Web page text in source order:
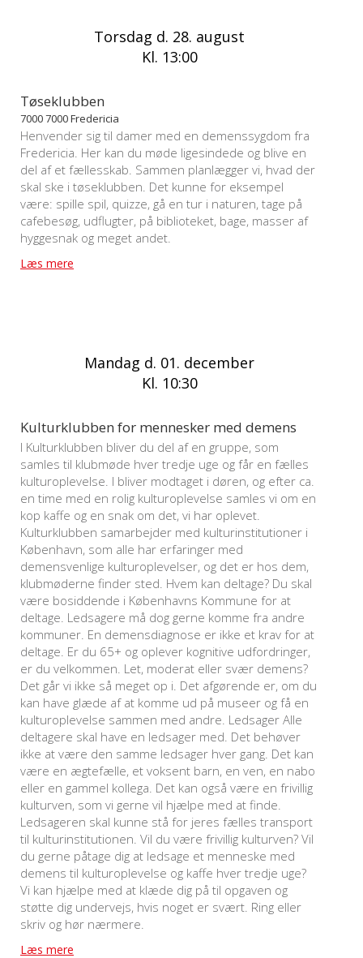
Torsdag d. 28. august
Kl. 13:00
Tøseklubben
7000 7000 Fredericia
Henvender sig til damer med en demenssygdom fra
Fredericia. Her kan du møde ligesindede og blive en
del af et fællesskab. Sammen planlægger vi, hvad der
skal ske i tøseklubben. Det kunne for eksempel
være: spille spil, quizze, gå en tur i naturen, tage på
cafebesøg, udflugter, på biblioteket, bage, masser af
hyggesnak og meget andet.
Læs mere
Mandag d. 01. december
Kl. 10:30
Kulturklubben for mennesker med demens
I Kulturklubben bliver du del af en gruppe, som
samles til klubmøde hver tredje uge og får en fælles
kulturoplevelse. I bliver modtaget i døren, og efter ca.
en time med en rolig kulturoplevelse samles vi om en
kop kaffe og en snak om det, vi har oplevet.
Kulturklubben samarbejder med kulturinstitutioner i
København, som alle har erfaringer med
demensvenlige kulturoplevelser, og det er hos dem,
klubmøderne finder sted. Hvem kan deltage? Du skal
være bosiddende i Københavns Kommune for at
deltage. Ledsagere må dog gerne komme fra andre
kommuner. En demensdiagnose er ikke et krav for at
deltage. Er du 65+ og oplever kognitive udfordringer,
er du velkommen. Let, moderat eller svær demens?
Det går vi ikke så meget op i. Det afgørende er, om du
kan have glæde af at komme ud på museer og få en
kulturoplevelse sammen med andre. Ledsager Alle
deltagere skal have en ledsager med. Det behøver
ikke at være den samme ledsager hver gang. Det kan
være en ægtefælle, et voksent barn, en ven, en nabo
eller en gammel kollega. Det kan også være en frivillig
kulturven, som vi gerne vil hjælpe med at finde.
Ledsageren skal kunne stå for jeres fælles transport
til kulturinstitutionen. Vil du være frivillig kulturven? Vil
du gerne påtage dig at ledsage et menneske med
demens til kulturoplevelse og kaffe hver tredje uge?
Vi kan hjælpe med at klæde dig på til opgaven og
støtte dig undervejs, hvis noget er svært. Ring eller
skriv og hør nærmere.
Læs mere